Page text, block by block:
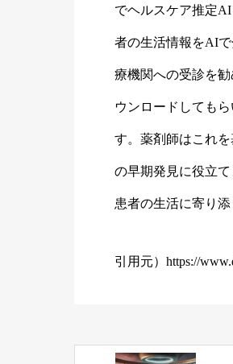
でヘルスケア推定
者の生活情報をAI
療機関への受診を
ウンロードしても
す。薬剤師はこれ
の早期発見に役立
患者の生活に寄り
引用元） https://